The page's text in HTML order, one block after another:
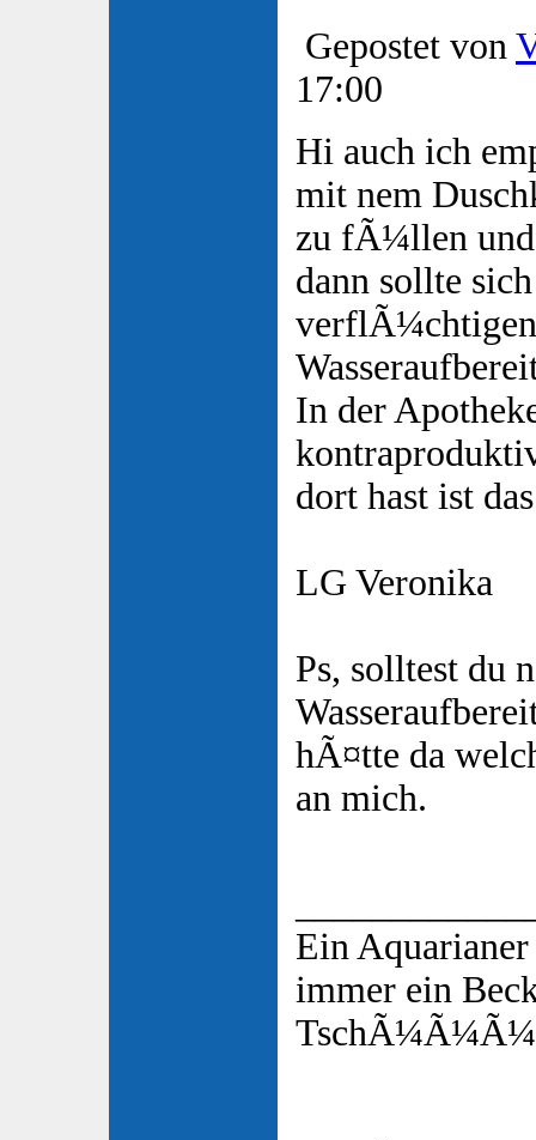
Gepostet von
17:00
Hi auch ich
mit nem
zu fÃ¼llen und
dann sollte
In der
dort hast ist
LG Veronika
Ps, solltest du
hÃ¤tte da
an mich.
Ein
immer ein